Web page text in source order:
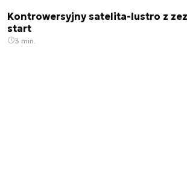
Kontrowersyjny satelita-lustro z
start
3 min.